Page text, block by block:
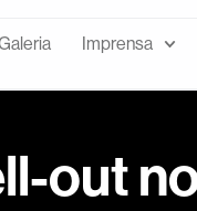
Imprensa
out